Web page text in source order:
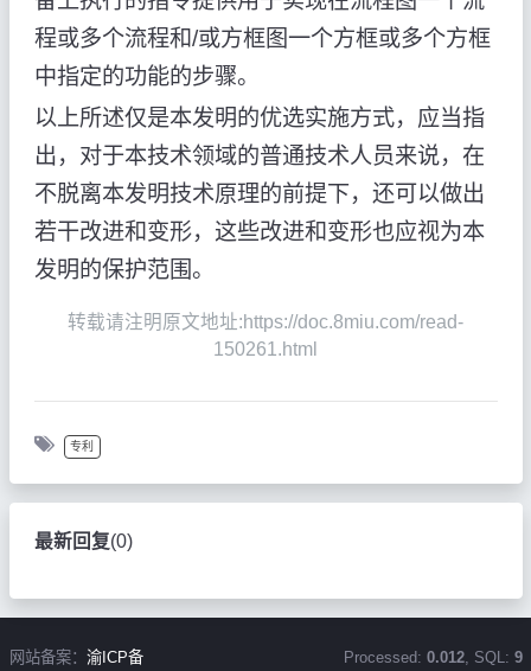
程或多个流程和/或方框图一个方框或多个方框
中指定的功能的步骤。
以上所述仅是本发明的优选实施方式，应当指
出，对于本技术领域的普通技术人员来说，在
不脱离本发明技术原理的前提下，还可以做出
若干改进和变形，这些改进和变形也应视为本
发明的保护范围。
转载请注明原文地址:https://doc.8miu.com/read-
150261.html
专利
最新回复(0)
网站备案： 渝ICP备 Processed: 0.012, SQL: 9